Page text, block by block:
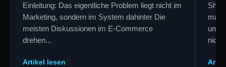
Einleitung: Das eigentliche Problem liegt nicht im
Marketing, sondern im System dahinter Die
meisten Diskussionen im E-Commerce
drehen...
Artikel lesen
nicht